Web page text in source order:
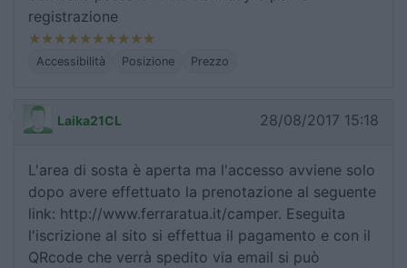
registrazione
Accessibilità Posizione Prezzo
Laika21CL 28/08/2017 15:18
L'area di sosta è aperta ma l'accesso avviene solo
dopo avere effettuato la prenotazione al seguente
link: http://www.ferraratua.it/camper. Eseguita
l'iscrizione al sito si effettua il pagamento e con il
QRcode che verrà spedito via email si può